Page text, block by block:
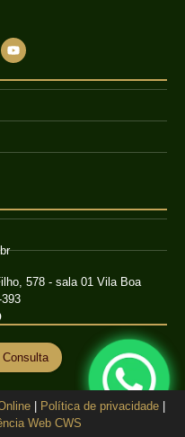
578 - sala 01 Vila Boa
| Política de privacidade|
Web CWS